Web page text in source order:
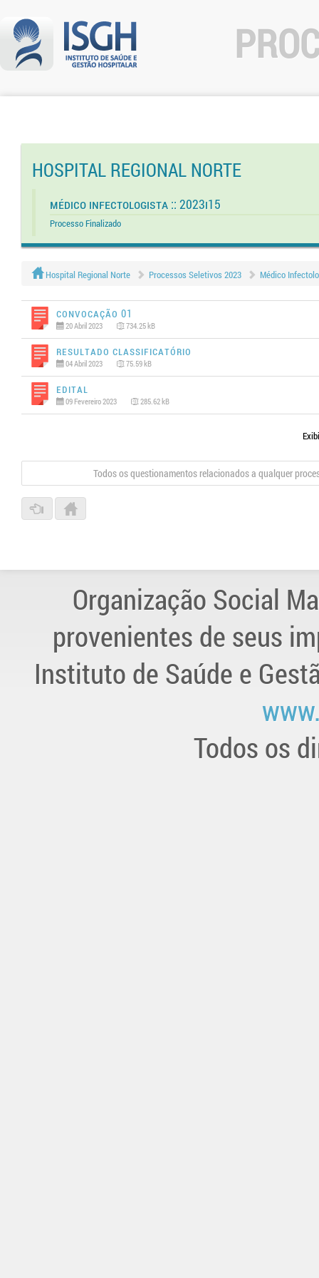
HOSPITAL REGIONAL NORTE
Médico Infectologista :: 2023I15
Processo Finalizado
Hospital Regional Norte Processos Seletivos 2023 Médico
Convocação 01
20 Abril 2023 734.25 kB
Resultado Classificatório
04 Abril 2023 75.59 kB
Edital
09 Fevereiro 2023 285.62 kB
Todos os questionamentos relacionados a qualquer
Organização Social
provenientes de seus
Instituto de Saúde e
Todos os